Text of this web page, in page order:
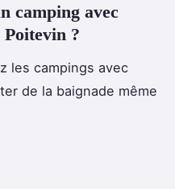
camping avec
?
les campings avec
de la baignade même